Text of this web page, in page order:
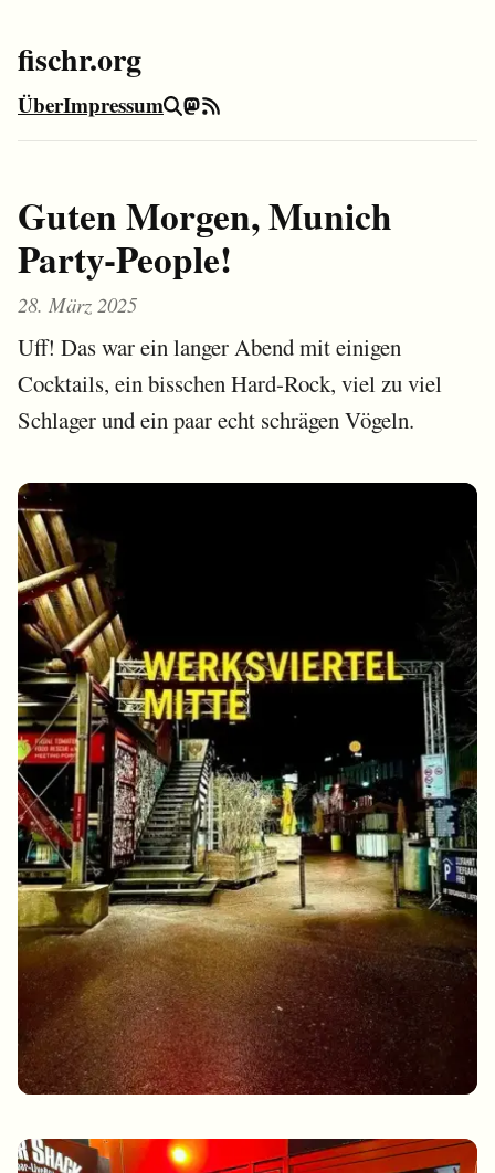
fischr.org
ÜberImpressumSuche
Mastodon
RSS-Feed
Guten Morgen, Munich
Party-People!
28. März 2025
Uff! Das war ein langer Abend mit einigen
Cocktails, ein bisschen Hard-Rock, viel zu viel
Schlager und ein paar echt schrägen Vögeln.